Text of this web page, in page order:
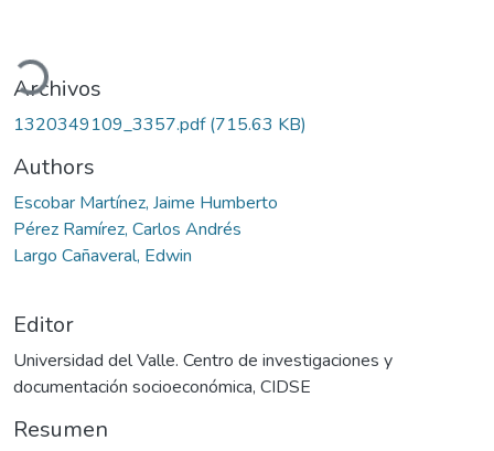
Archivos
1320349109_3357.pdf(715.63 KB)
Authors
Escobar Martínez, Jaime Humberto
Pérez Ramírez, Carlos Andrés
Largo Cañaveral, Edwin
Editor
Universidad del Valle. Centro de investigaciones y
documentación socioeconómica, CIDSE
Resumen